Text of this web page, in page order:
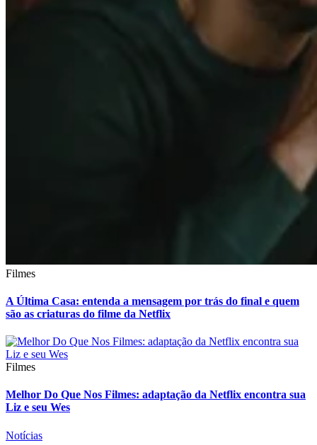
Filmes
A Última Casa: entenda a mensagem por trás do final e quem
são as criaturas do filme da Netflix
Filmes
Melhor Do Que Nos Filmes: adaptação da Netflix encontra sua
Liz e seu Wes
Notícias